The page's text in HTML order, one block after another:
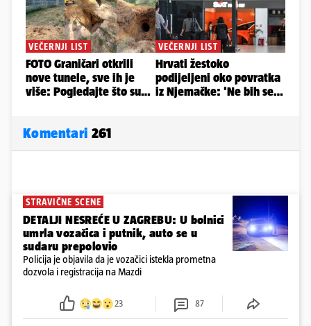
Komentari 261
STRAVIČNE SCENE
DETALJI NESREĆE U ZAGREBU: U bolnici
umrla vozačica i putnik, auto se u
sudaru prepolovio
Policija je objavila da je vozačici istekla prometna
dozvola i registracija na Mazdi
23 87